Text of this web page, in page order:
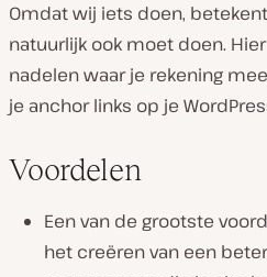
Omdat wij iets doen,
natuurlijk ook moet doen.
nadelen waar je rekening
je anchor links op je
Voordelen
Een van de grootste
het creëren van een